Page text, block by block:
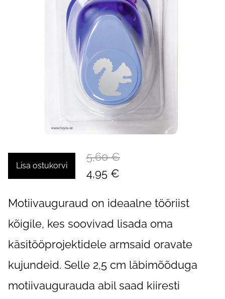
Lisa ostukorvi
5,60 €
4,95 €
Motiivauguraud on ideaalne tööriist
kõigile, kes soovivad lisada oma
käsitööprojektidele armsaid oravate
kujundeid. Selle 2,5 cm läbimõõduga
motiivaugurauda abil saad kiiresti